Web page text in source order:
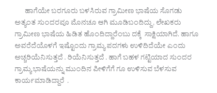
ಹಾಗೆಯೇ ಬರಗೂರು ಬಳಸಿರುವ ಗ್ರಾಮೀಣ ಭಾಷೆಯ ಸೊಗಡು
ಅತ್ಯಂತ ಸುಂದರವೂ ಮೊನಚೂ ಆಗಿ ಮೂಡಿಬಂದಿದ್ದು , ಲೇಖಕರು
ಗ್ರಾಮೀಣ ಭಾಷೆಯ ಹಿಡಿತ ಹೊಂದಿದ್ದಾರೆಂಬು ದಕ್ಕೆ ಸಾಕ್ಷಿಯಾಗಿದೆ. ಹಾಗೂ
ಅವರೆದೆಯೊಳಗೆ ಇಷ್ಟೊಂದು ಗ್ರಾಮ್ಯ ಪದಗಳು ಉಳಿದಿದೆಯೇ ಎಂದು
ಅಚ್ಚರಿಯೆನಿಸುತ್ತದೆ . ರಿಯೆನಿಸುತ್ತದೆ . ಹಾಗೆ ಬಹಳ ಗಟ್ಟಿಯಾದ ಸುಂದರ
ಗ್ರಾಮ್ಯ ಭಾಷೆಯನ್ನು ಮುಂದಿನ ಪೀಳಿಗೆಗೆ ಗೂ ಉಳಿಸುವ ಬೆಳಸುವ
ಕಾರ್ಯಮಾಡಿದ್ದಾರೆ .